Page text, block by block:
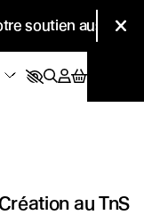
aussi !♥
au TnS